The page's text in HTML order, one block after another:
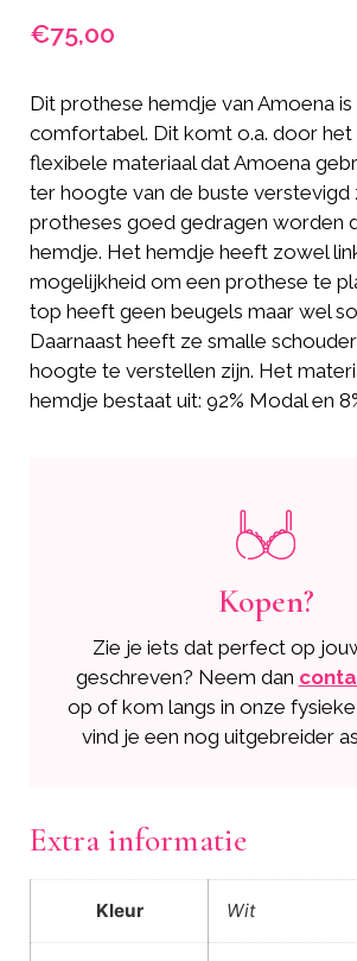
€75,00
Dit prothese hemdje van Amoena is
comfortabel. Dit komt o.a. door het
flexibele materiaal dat Amoena
ter hoogte van de buste verstevigd
protheses goed gedragen worden
hemdje. Het hemdje heeft zowel
mogelijkheid om een prothese te
top heeft geen beugels maar wel
Daarnaast heeft ze smalle
hoogte te verstellen zijn. Het
hemdje bestaat uit: 92% Modal en
Kopen?
Zie je iets dat perfect op
geschreven? Neem dan
op of kom langs in onze
vind je een nog uitgebreider
Extra informatie
Kleur Wit